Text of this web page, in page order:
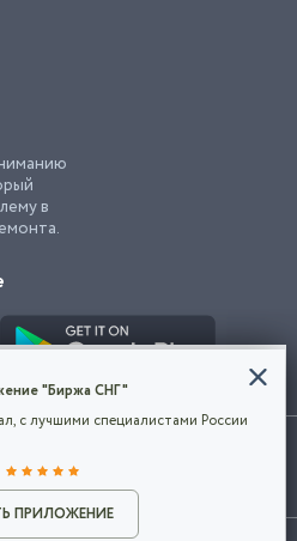
объявление
в
подача объявлений, означает
собственностью их
чтобы сделать
компании
cookie.
"Биржа СНГ"
с лучшими специалистами России
ПРИЛОЖЕНИЕ